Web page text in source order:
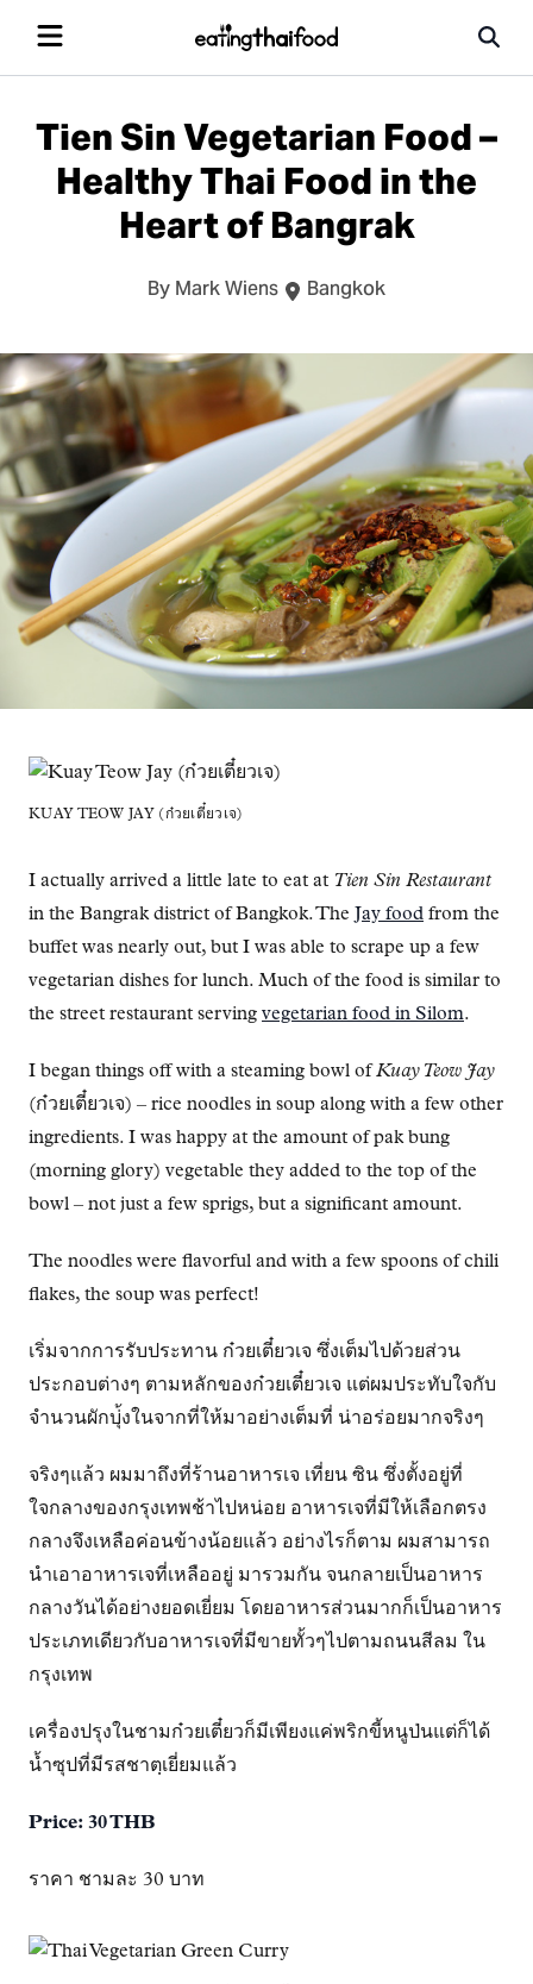
Tien Sin Vegetarian Food –
Healthy Thai Food in the
Heart of Bangrak
By Mark Wiens Bangkok
KUAY TEOW JAY (ก๋วยเตี๋ยวเจ)
I actually arrived a little late to eat at Tien Sin Restaurant
in the Bangrak district of Bangkok. The Jay food from the
buffet was nearly out, but I was able to scrape up a few
vegetarian dishes for lunch. Much of the food is similar to
the street restaurant serving vegetarian food in Silom.
I began things off with a steaming bowl ofKuay Teow Jay
(ก๋วยเตี๋ยวเจ) – rice noodles in soup along with a few other
ingredients. I was happy at the amount of pak bung
(morning glory) vegetable they added to the top of the
bowl – not just a few sprigs, but a significant amount.
The noodles were flavorful and with a few spoons of chili
flakes, the soup was perfect!
เริ่มจากการรับประทาน ก๋วยเตี๋ยวเจ ซึ่งเต็มไปด้วยส่วน
ประกอบต่างๆ ตามหลักของก๋วยเตี๋ยวเจ แต่ผมประทับใจกับ
จำนวนผักบุ่้งในจากที่ให้มาอย่างเต็มที่ น่าอร่อยมากจริงๆ
จริงๆแล้ว ผมมาถึงที่ร้านอาหารเจ เที่ยน ซิน ซึ่งตั้งอยู่ที่
ใจกลางของกรุงเทพช้าไปหน่อย อาหารเจที่มีให้เลือกตรง
กลางจึงเหลือค่อนข้างน้อยแล้ว อย่างไรก็ตาม ผมสามารถ
นำเอาอาหารเจที่เหลืออยู่ มารวมกัน จนกลายเป็นอาหาร
กลางวันได้อย่างยอดเยี่ยม โดยอาหารส่วนมากก็เป็นอาหาร
ประเภทเดียวกับอาหารเจที่มีขายทั้วๆไปตามถนนสีลม ใน
กรุงเทพ
เครื่องปรุงในชามก๋วยเตี๋ยวก็มีเพียงแค่พริกขี้หนูป่นแต่ก็ได้
น้ำซุปที่มีรสชาตฺเยี่ยมแล้ว
Price: 30 THB
ราคา ชามละ 30 บาท